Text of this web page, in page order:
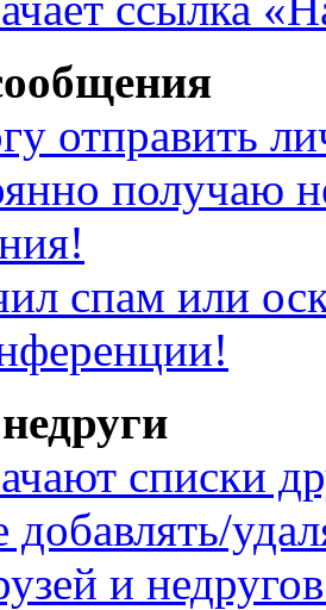
отправить
получаю
спам или
списки
и